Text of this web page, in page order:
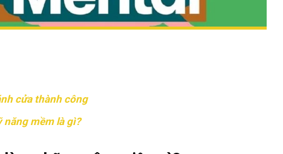
cửa thành công
năng mềm là gì?